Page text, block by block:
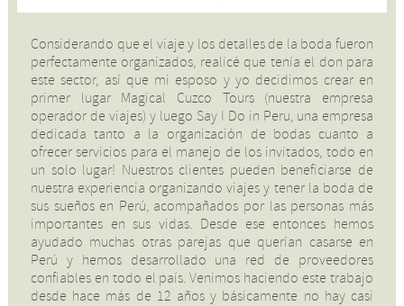
Considerando que el viaje y los detalles de la boda fueron
perfectamente organizados, realicé que tenía el don para
este sector, así que mi esposo y yo decidimos crear en
primer lugar Magical Cuzco Tours (nuestra empresa
operador de viajes) y luego Say I Do in Peru, una empresa
dedicada tanto a la organización de bodas cuanto a
ofrecer servicios para el manejo de los invitados, todo en
un solo lugar! Nuestros clientes pueden beneficiarse de
nuestra experiencia organizando viajes y tener la boda de
sus sueños en Perú, acompañados por las personas más
importantes en sus vidas. Desde ese entonces hemos
ayudado muchas otras parejas que querían casarse en
Perú y hemos desarrollado una red de proveedores
confiables en todo el país. Venimos haciendo este trabajo
desde hace más de 12 años y básicamente no hay casi